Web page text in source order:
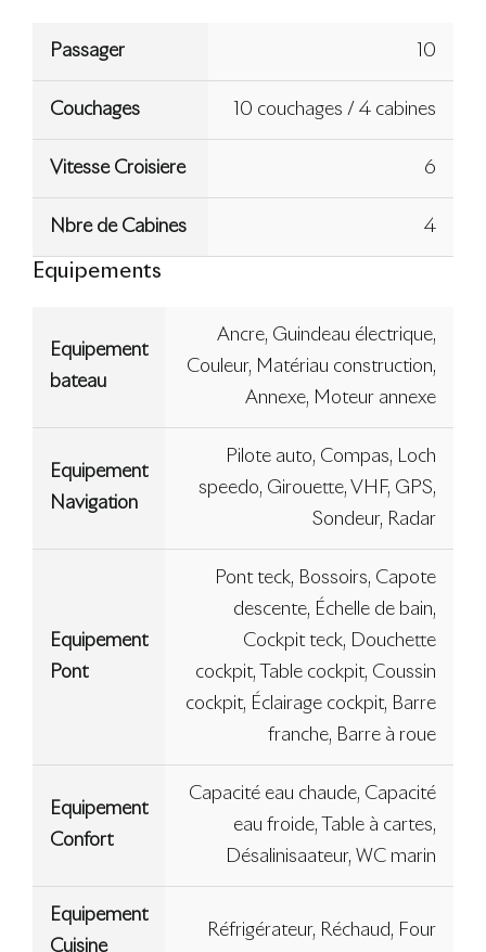
Passager 10
Couchages 10 couchages / 4 cabines
Vitesse Croisiere 6
Nbre de Cabines 4
Equipements
Equipement
bateau
Ancre, Guindeau électrique,
Couleur, Matériau construction,
Annexe, Moteur annexe
Equipement
Navigation
Pilote auto, Compas, Loch
speedo, Girouette, VHF, GPS,
Sondeur, Radar
Equipement
Pont
Pont teck, Bossoirs, Capote
descente, Échelle de bain,
Cockpit teck, Douchette
cockpit, Table cockpit, Coussin
cockpit, Éclairage cockpit, Barre
franche, Barre à roue
Equipement
Confort
Capacité eau chaude, Capacité
eau froide, Table à cartes,
Désalinisaateur, WC marin
Equipement
Cuisine
Réfrigérateur, Réchaud, Four